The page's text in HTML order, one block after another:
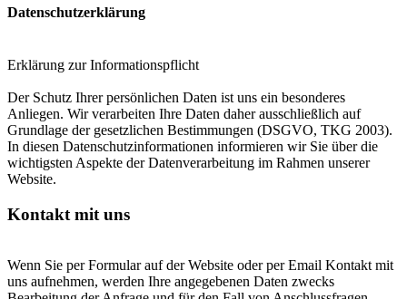
Datenschutzerklärung
Erklärung zur Informationspflicht
Der Schutz Ihrer persönlichen Daten ist uns ein besonderes
Anliegen. Wir verarbeiten Ihre Daten daher ausschließlich auf
Grundlage der gesetzlichen Bestimmungen (DSGVO, TKG 2003).
In diesen Datenschutzinformationen informieren wir Sie über die
wichtigsten Aspekte der Datenverarbeitung im Rahmen unserer
Website.
Kontakt mit uns
Wenn Sie per Formular auf der Website oder per Email Kontakt mit
uns aufnehmen, werden Ihre angegebenen Daten zwecks